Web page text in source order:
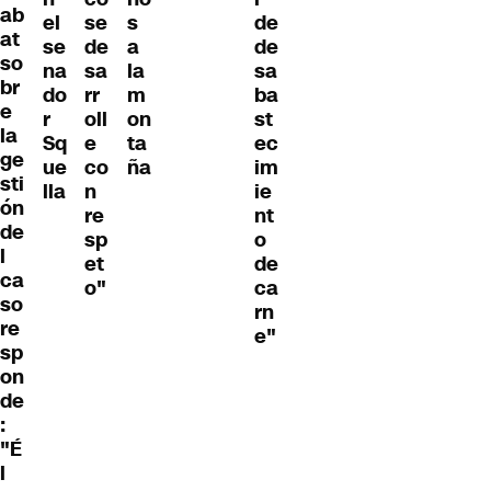
ab
at
so
br
e
la
ge
sti
ón
de
l
ca
so
re
sp
on
de
:
"É
l
el
se
na
do
r
Sq
ue
lla
se
de
sa
rr
oll
e
co
n
re
sp
et
o"
s
a
la
m
on
ta
ña
de
de
sa
ba
st
ec
im
ie
nt
o
de
ca
rn
e"